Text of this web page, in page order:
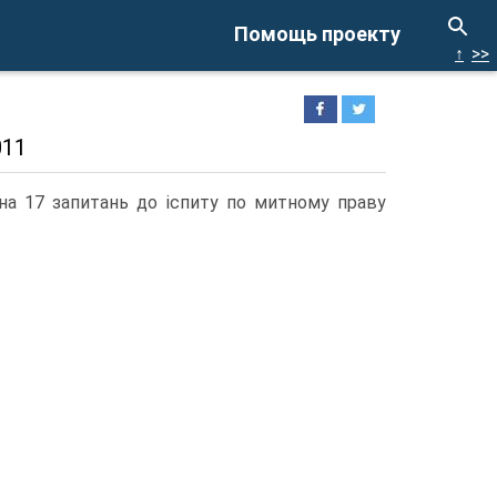
Помощь проекту
↑ >>
17 запитань до іспиту по митному праву